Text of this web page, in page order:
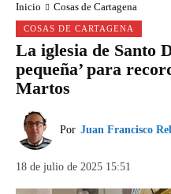
Inicio Cosas de Cartagena
COSAS DE CARTAGENA
La iglesia de Santo
pequeña’ para
Martos
Por Juan Francisco
18 de julio de 2025 15:51